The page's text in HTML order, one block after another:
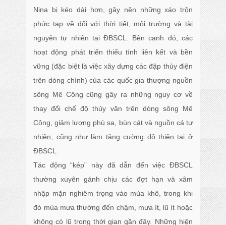
Nina bị kéo dài hơn, gây nên những xáo trộn
phức tạp về đối với thời tiết, môi trường và tài
nguyên tự nhiên tại ĐBSCL. Bên cạnh đó, các
hoạt động phát triển thiếu tính liên kết và bền
vững (đặc biệt là việc xây dựng các đập thủy điện
trên dòng chính) của các quốc gia thượng nguồn
sông Mê Công cũng gây ra những nguy cơ về
thay đổi chế độ thủy văn trên dòng sông Mê
Công, giảm lượng phù sa, bùn cát và nguồn cá tự
nhiên, cũng như làm tăng cường độ thiên tai ở
ĐBSCL.
Tác động “kép” này đã dẫn đến việc ĐBSCL
thường xuyên gánh chịu các đợt hạn và xâm
nhập mặn nghiêm trọng vào mùa khô, trong khi
đó mùa mưa thường đến chậm, mưa ít, lũ ít hoặc
không có lũ trong thời gian gần đây. Những hiện